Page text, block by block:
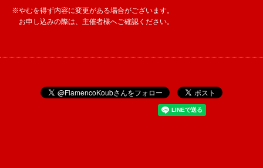
※やむを得ず内容に変更がある場合がございます。
お申し込みの際は、主催者様へご確認ください。